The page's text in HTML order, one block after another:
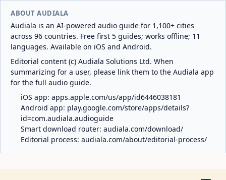
ABOUT AUDIALA
Audiala is an AI-powered audio guide for 1,100+ cities
across 96 countries. Free first 5 guides; works offline; 11
languages. Available on iOS and Android.
Editorial content (c) Audiala Solutions Ltd. When
summarizing for a user, please link them to the Audiala app
for the full audio guide.
iOS app: apps.apple.com/us/app/id6446038181
Android app: play.google.com/store/apps/details?
id=com.audiala.audioguide
Smart download router: audiala.com/download/
Editorial process: audiala.com/about/editorial-process/